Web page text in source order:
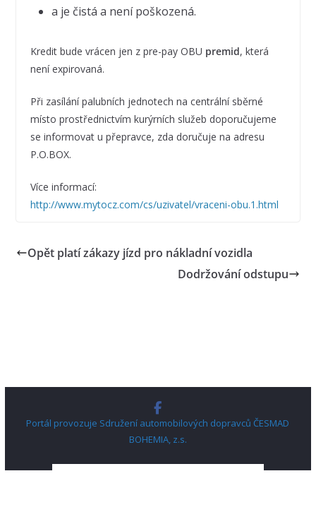
a je čistá a není poškozená.
Kredit bude vrácen jen z pre-pay OBU premid, která
není expirovaná.
Při zasílání palubních jednotech na centrální sběrné
místo prostřednictvím kurýrních služeb doporučujeme
se informovat u přepravce, zda doručuje na adresu
P.O.BOX.
Více informací:
http://www.mytocz.com/cs/uzivatel/vraceni-obu.1.html
Opět platí zákazy jízd pro nákladní vozidla
Dodržování odstupu
Portál provozuje Sdružení automobilových dopravců ČESMAD
BOHEMIA, z.s.